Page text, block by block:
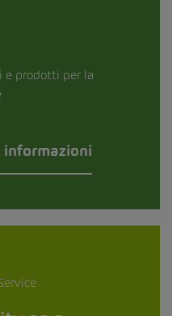
e prodotti per la